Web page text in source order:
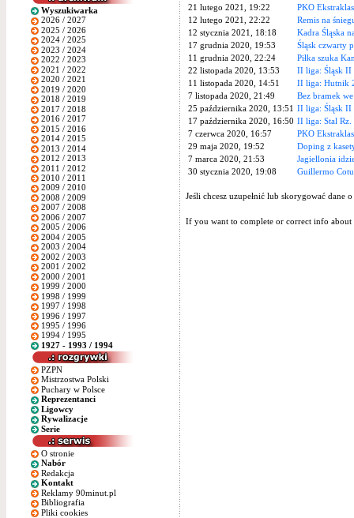
Wyszukiwarka
2026 / 2027
2025 / 2026
2024 / 2025
2023 / 2024
2022 / 2023
2021 / 2022
2020 / 2021
2019 / 2020
2018 / 2019
2017 / 2018
2016 / 2017
2015 / 2016
2014 / 2015
2013 / 2014
2012 / 2013
2011 / 2012
2010 / 2011
2009 / 2010
2008 / 2009
2007 / 2008
2006 / 2007
2005 / 2006
2004 / 2005
2003 / 2004
2002 / 2003
2001 / 2002
2000 / 2001
1999 / 2000
1998 / 1999
1997 / 1998
1996 / 1997
1995 / 1996
1994 / 1995
1927 - 1993 / 1994
PZPN
Mistrzostwa Polski
Puchary w Polsce
Reprezentanci
Ligowcy
Rywalizacje
Serie
O stronie
Nabór
Redakcja
Kontakt
Reklamy 90minut.pl
Bibliografia
Pliki cookies
21 lutego 2021, 19:22
PKO
12 lutego 2021, 22:22
Remis na
12 stycznia 2021, 18:18
Kadra Śląska
17 grudnia 2020, 19:53
Śląsk czwarty
11 grudnia 2020, 22:24
Piłka szuka
22 listopada 2020, 13:53
II liga: Śląsk II
11 listopada 2020, 14:51
II liga: Hutnik
7 listopada 2020, 21:49
Bez bramek
25 października 2020, 13:51 II liga: Śląsk II
17 października 2020, 16:50 II liga: Stal
7 czerwca 2020, 16:57
PKO
29 maja 2020, 19:52
Doping z
7 marca 2020, 21:53
Jagiellonia
30 stycznia 2020, 19:08
Guillermo
Jeśli chcesz uzupełnić lub skorygować
If you want to complete or correct info